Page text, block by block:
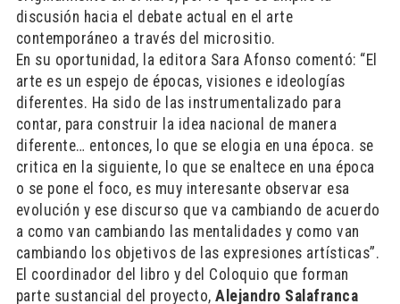
discusión hacia el debate actual en el arte
contemporáneo a través del micrositio.
En su oportunidad, la editora Sara Afonso comentó: “El
arte es un espejo de épocas, visiones e ideologías
diferentes. Ha sido de las instrumentalizado para
contar, para construir la idea nacional de manera
diferente… entonces, lo que se elogia en una época. se
critica en la siguiente, lo que se enaltece en una época
o se pone el foco, es muy interesante observar esa
evolución y ese discurso que va cambiando de acuerdo
a como van cambiando las mentalidades y como van
cambiando los objetivos de las expresiones artísticas”.
El coordinador del libro y del Coloquio que forman
parte sustancial del proyecto,Alejandro Salafranca